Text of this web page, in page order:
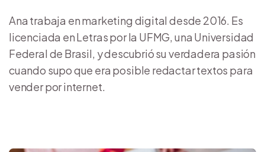
Ana trabaja en marketing digital desde 2016. Es
licenciada en Letras por la UFMG, una Universidad
Federal de Brasil, y descubrió su verdadera pasión
cuando supo que era posible redactar textos para
vender por internet.